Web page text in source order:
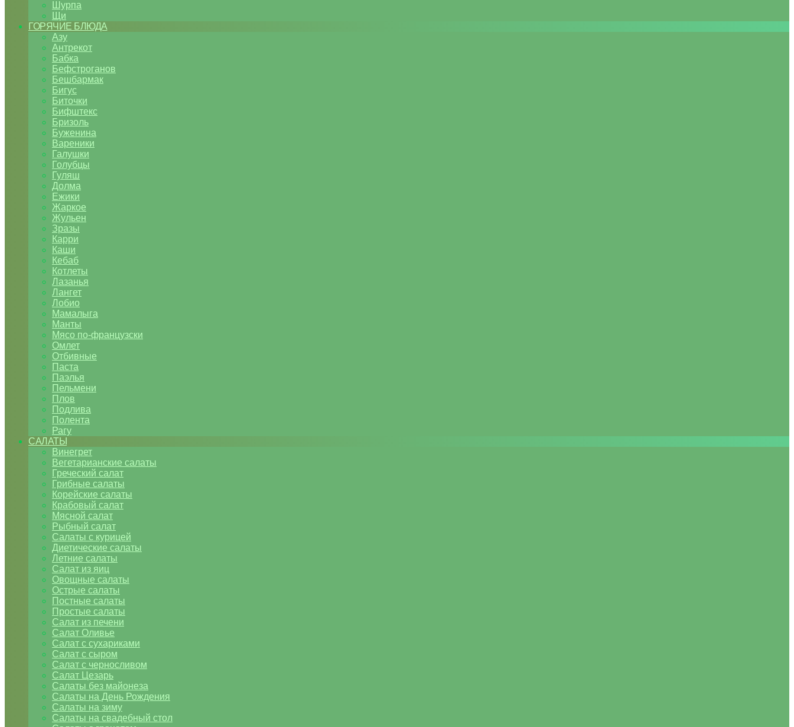
Шурпа
Щи
ГОРЯЧИЕ БЛЮДА
Азу
Антрекот
Бабка
Бефстроганов
Бешбармак
Бигус
Биточки
Бифштекс
Бризоль
Буженина
Вареники
Галушки
Голубцы
Гуляш
Долма
Ежики
Жаркое
Жульен
Зразы
Карри
Каши
Кебаб
Котлеты
Лазанья
Лангет
Лобио
Мамалыга
Манты
Мясо по-французски
Омлет
Отбивные
Паста
Паэлья
Пельмени
Плов
Подлива
Полента
Рагу
САЛАТЫ
Винегрет
Вегетарианские салаты
Греческий салат
Грибные салаты
Корейские салаты
Крабовый салат
Мясной салат
Рыбный салат
Салаты с курицей
Диетические салаты
Летние салаты
Салат из яиц
Овощные салаты
Острые салаты
Постные салаты
Простые салаты
Салат из печени
Салат Оливье
Салат с сухариками
Салат с сыром
Салат с черносливом
Салат Цезарь
Салаты без майонеза
Салаты на День Рождения
Салаты на зиму
Салаты на свадебный стол